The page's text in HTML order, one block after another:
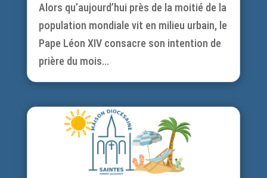
Alors qu’aujourd’hui près de la moitié de la
population mondiale vit en milieu urbain, le
Pape Léon XIV consacre son intention de
prière du mois...